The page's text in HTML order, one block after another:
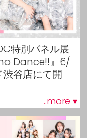
特別パネル展
Dance!!』6/
谷店にて開
...more ▾